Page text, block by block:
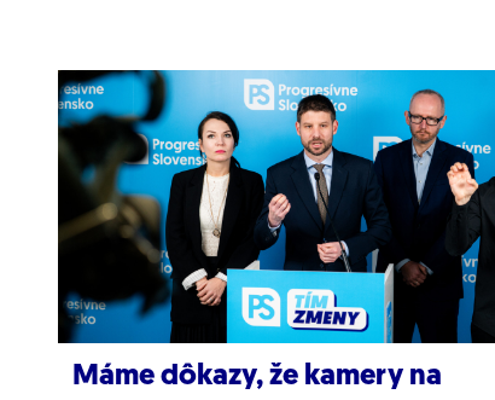
Máme dôkazy, že kamery na